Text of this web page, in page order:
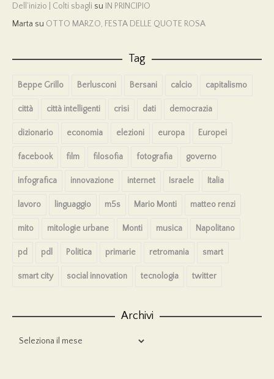
Dell’inizio | Colti sbagli su IN PRINCIPIO
Marta su OTTO MARZO, FESTA DELLE QUOTE ROSA
Tag
Beppe Grillo Berlusconi Bersani calcio capitalismo
città città intelligenti crisi dati democrazia
dizionario economia elezioni europa Europei
facebook film filosofia fotografia governo
infografica innovazione internet Israele Italia
lavoro linguaggio m5s Mario Monti matteo renzi
mito mitologie urbane Monti musica Napolitano
pd pdl Politica primarie retromania smart
smart city social innovation tecnologia twitter
Archivi
Archivi